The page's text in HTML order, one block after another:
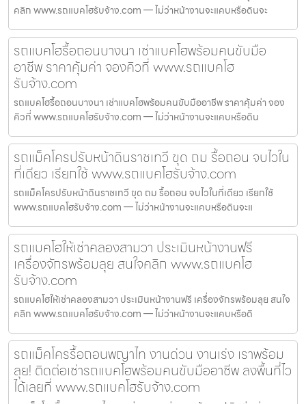
คลิก www.รถแบคโฮรับจ้าง.com — ไม่ว่าหน้างานจะแคบหรือดินจะ
รถแบคโฮรื้อถอนบางนา เช่าแบคโฮพร้อมคนขับมือ
อาชีพ ราคาคุ้มค่า จองคิวที่ www.รถแบคโฮ
รับจ้าง.com
รถแบคโฮรื้อถอนบางนา เช่าแบคโฮพร้อมคนขับมืออาชีพ ราคาคุ้มค่า จอง
คิวที่ www.รถแบคโฮรับจ้าง.com — ไม่ว่าหน้างานจะแคบหรือดิน
รถแม็คโครปรับหน้าดินราชเทวี ขุด ถม รื้อถอน จบไวใน
ที่เดียว เรียกใช้ www.รถแบคโฮรับจ้าง.com
รถแม็คโครปรับหน้าดินราชเทวี ขุด ถม รื้อถอน จบไวในที่เดียว เรียกใช้
www.รถแบคโฮรับจ้าง.com — ไม่ว่าหน้างานจะแคบหรือดินจะแ
รถแบคโฮให้เช่าคลองสามวา ประเมินหน้างานฟรี
เครื่องจักรพร้อมลุย สนใจคลิก www.รถแบคโฮ
รับจ้าง.com
รถแบคโฮให้เช่าคลองสามวา ประเมินหน้างานฟรี เครื่องจักรพร้อมลุย สนใจ
คลิก www.รถแบคโฮรับจ้าง.com — ไม่ว่าหน้างานจะแคบหรือดิ
รถแม็คโครรื้อถอนพญาไท งานด่วน งานเร่ง เราพร้อม
ลุย! ติดต่อเช่ารถแบคโฮพร้อมคนขับมืออาชีพ ลงพื้นที่ไว
ได้เลยที่ www.รถแบคโฮรับจ้าง.com